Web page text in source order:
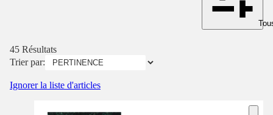
45 Résultats
Trier par:
Ignorer la liste d'articles